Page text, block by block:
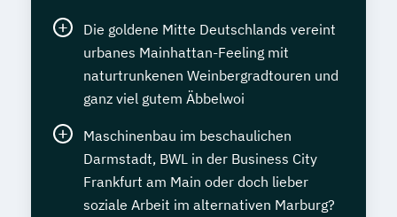
Die goldene Mitte Deutschlands vereint
urbanes Mainhattan-Feeling mit
naturtrunkenen Weinbergradtouren und
ganz viel gutem Äbbelwoi
Maschinenbau im beschaulichen
Darmstadt, BWL in der Business City
Frankfurt am Main oder doch lieber
soziale Arbeit im alternativen Marburg?